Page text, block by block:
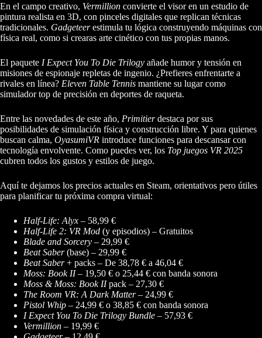
En el campo creativo, Vermillion convierte el visor en un estudio de
pintura realista en 3D, con pinceles digitales que replican técnicas
tradicionales. Gadgeteerestimula tu lógica construyendo máquinas con
física real, como si crearas arte cinético con tus propias manos.
El paquete I Expect You To Die Trilogy añade humor y tensión en
misiones de espionaje repletas de ingenio. ¿Prefieres enfrentarte a
rivales en línea? Eleven Table Tennis mantiene su lugar como
simulador top de precisión en deportes de raqueta.
Entre las novedades de este año, Primitierdestaca por sus
posibilidades de simulación física y construcción libre. Y para quienes
buscan calma, OyasumiVR introduce funciones para descansar con
tecnología envolvente. Como puedes ver, los Top juegos VR 2025
cubren todos los gustos y estilos de juego.
Aquí te dejamos los precios actuales en Steam, orientativos pero útiles
para planificar tu próxima compra virtual:
Half-Life: Alyx – 58,99 €
Half-Life 2: VR Mod (y episodios) – Gratuitos
Blade and Sorcery – 29,99 €
Beat Saber(base) – 29,99 €
Beat Saber+ packs – De 38,78 € a 46,04 €
Moss: Book II– 19,50 € o 25,44 € con banda sonora
Moss & Moss: Book IIpack – 27,30 €
The Room VR: A Dark Matter– 24,99 €
Pistol Whip – 24,99 € o 38,85 € con banda sonora
I Expect You To Die Trilogy Bundle – 57,93 €
Vermillion – 19,99 €